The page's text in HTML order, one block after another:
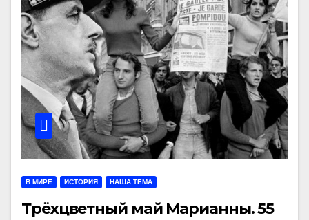
В МИРЕ ИСТОРИЯ НАША ТЕМА
Трёхцветный май Марианны. 55